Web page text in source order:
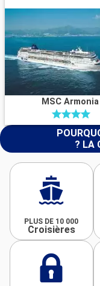
MSC Armonia
? LA
PLUS DE 10 000
Croisières